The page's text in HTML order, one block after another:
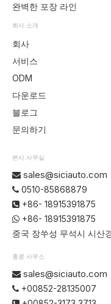
완벽한 포장 라인
회사 소개
회사
서비스
ODM
다운로드
블로그
문의하기
본사 사무실
 sales@siciauto.com
 0510-85868879
 +86- 18915391875
 +86- 18915391875
중국 장쑤성 무석시 시산
홍콩 사무소
 sales@siciauto.com
 +00852-28135007